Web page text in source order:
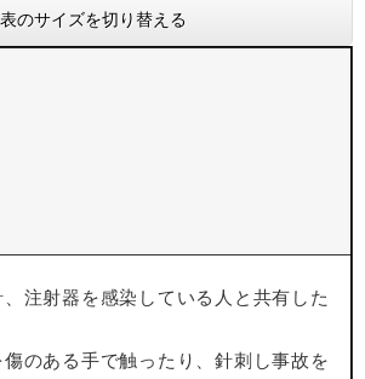
表のサイズを切り替える
、注射器を感染している人と共有した
傷のある手で触ったり、針刺し事故を